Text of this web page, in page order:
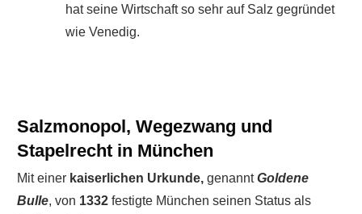
hat seine Wirtschaft so sehr auf Salz gegründet
wie Venedig.
Salzmonopol, Wegezwang und
Stapelrecht in München
Mit einer kaiserlichen Urkunde, genanntGoldene
Bulle, von 1332 festigte München seinen Status als